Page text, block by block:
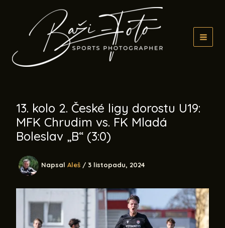
13. kolo 2. České ligy dorostu U19:
MFK Chrudim vs. FK Mladá
Boleslav „B“ (3:0)
Napsal Aleš / 3 listopadu, 2024